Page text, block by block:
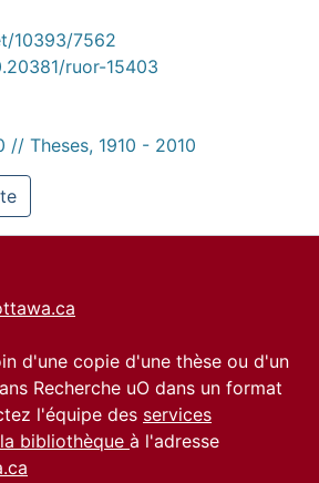
10393/7562
ruor-15403
// Theses, 1910 - 2010
d'une copie d'une thèse ou d'un
Recherche uO dans un format
l'équipe des services
bibliothèque à l'adresse